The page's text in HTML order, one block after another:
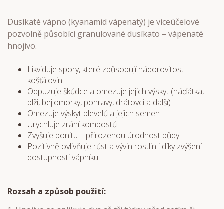
Dusíkaté vápno (kyanamid vápenatý) je víceúčelové
pozvolně působící granulované dusíkato – vápenaté
hnojivo.
Likviduje spory, které způsobují nádorovitost
košťálovin
Odpuzuje škůdce a omezuje jejich výskyt (háďátka,
plži, bejlomorky, ponravy, drátovci a další)
Omezuje výskyt plevelů a jejich semen
Urychluje zrání kompostů
Zvyšuje bonitu – přirozenou úrodnost půdy
Pozitivně ovlivňuje růst a vývin rostlin i díky zvýšení
dostupnosti vápníku
Rozsah a způsob použití: